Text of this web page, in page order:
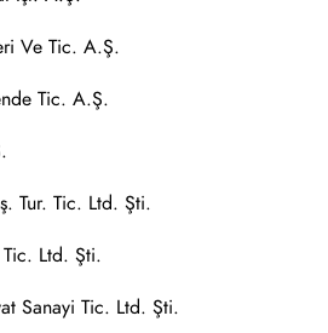
Ve Tic. A.Ş.
Tic. A.Ş.
Tur. Tic. Ltd. Şti.
Ltd. Şti.
Sanayi Tic. Ltd. Şti.